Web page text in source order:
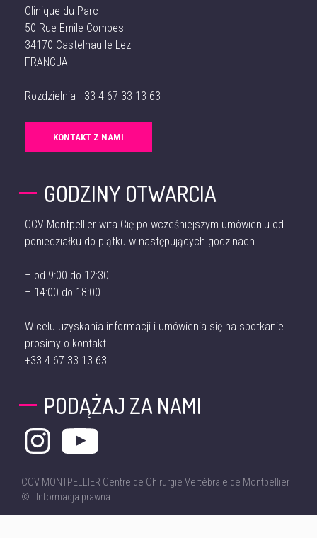
Clinique du Parc
50 Rue Emile Combes
34170 Castelnau-le-Lez
FRANCJA
Rozdzielnia +33 4 67 33 13 63
KONTAKT Z NAMI
GODZINY OTWARCIA
CCV Montpellier wita Cię po wcześniejszym umówieniu od
poniedziałku do piątku w następujących godzinach
– od 9:00 do 12:30
– 14:00 do 18:00
W celu uzyskania informacji i umówienia się na spotkanie
prosimy o kontakt
+33 4 67 33 13 63
PODĄŻAJ ZA NAMI
CCV MONTPELLIER Centre de Chirurgie Vertébrale de Montpellier
© | Informacja prawna